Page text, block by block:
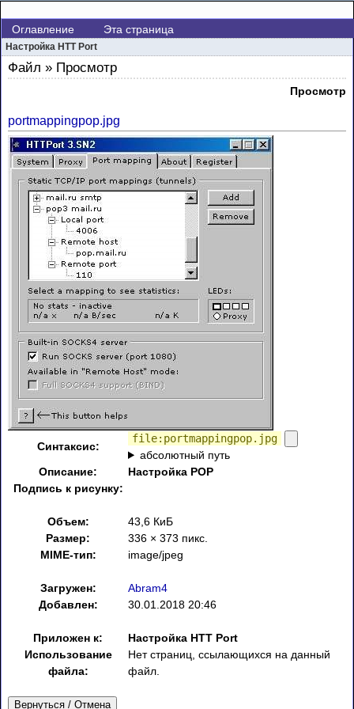
Оглавление Эта страница
Настройка HTT Port
Файл » Просмотр
Просмотр
portmappingpop.jpg
Синтаксис:
file:portmappingpop.jpg
абсолютный путь
Описание:
Настройка POP
Подпись к рисунку:
Объем:
43,6 КиБ
Размер:
336 × 373 пикс.
MIME-тип:
image/jpeg
Загружен:
Abram4
Добавлен:
30.01.2018 20:46
Приложен к:
Настройка HTT Port
Использование
файла:
Нет страниц, ссылающихся на данный
файл.
Вернуться / Отмена